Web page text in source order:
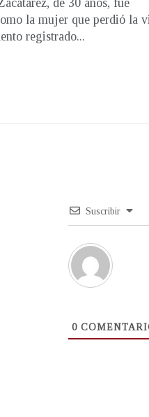
de 30 años, fue
la mujer que perdió la
registrado...
Suscribir
0